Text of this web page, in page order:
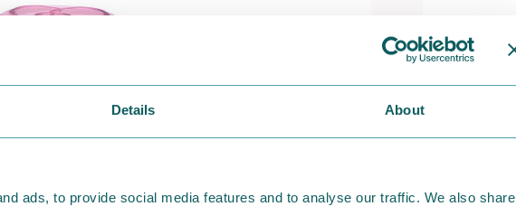
Details About
ads, to provide social media features and to analyse our traffic. We also share